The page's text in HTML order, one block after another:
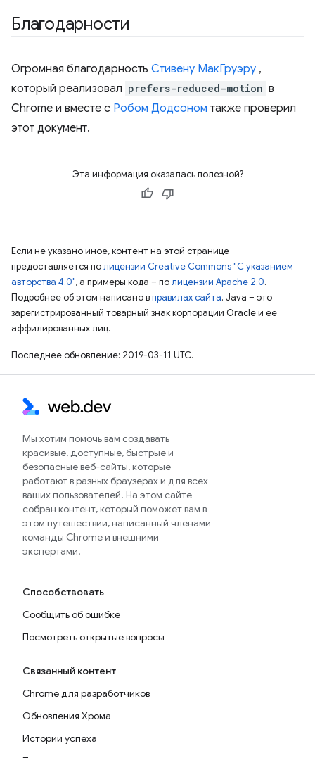
Благодарности
Огромная благодарность Стивену МакГруэру ,
который реализовал prefers-reduced-motion в
Chrome и вместе с Робом Додсоном также проверил
этот документ.
Эта информация оказалась полезной?
Если не указано иное, контент на этой странице
предоставляется полицензии Creative Commons "С указанием
авторства 4.0", а примеры кода – полицензии Apache 2.0.
Подробнее об этом написано вправилах сайта. Java – это
зарегистрированный товарный знак корпорации Oracle и ее
аффилированных лиц.
Последнее обновление: 2019-03-11 UTC.
Мы хотим помочь вам создавать
красивые, доступные, быстрые и
безопасные веб-сайты, которые
работают в разных браузерах и для всех
ваших пользователей. На этом сайте
собран контент, который поможет вам в
этом путешествии, написанный членами
команды Chrome и внешними
экспертами.
Способствовать
Сообщить об ошибке
Посмотреть открытые вопросы
Связанный контент
Chrome для разработчиков
Обновления Хрома
Истории успеха